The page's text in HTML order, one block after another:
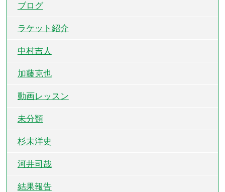
ブログ
ラケット紹介
中村吉人
加藤克也
動画レッスン
未分類
杉末洋史
河井司哉
結果報告